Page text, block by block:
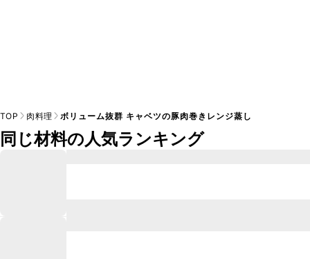
TOP 肉料理 ボリューム抜群 キャベツの豚肉巻きレンジ蒸し
同じ材料の人気ランキング